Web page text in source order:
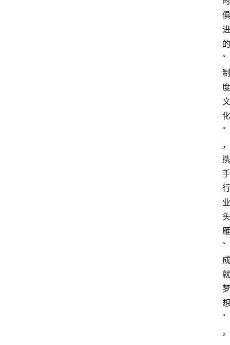
俱
进
的
“
制
度
文
化
”
，
携
手
行
业
头
雁
“
成
就
梦
想
”
。